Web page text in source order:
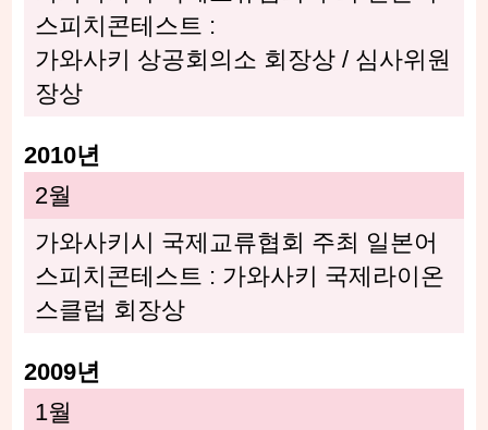
스피치콘테스트 :
가와사키 상공회의소 회장상 / 심사위원
장상
2010년
2월
가와사키시 국제교류협회 주최 일본어
스피치콘테스트 : 가와사키 국제라이온
스클럽 회장상
2009년
1월